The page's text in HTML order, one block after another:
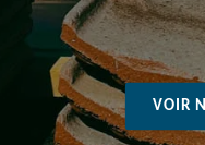
VOIR